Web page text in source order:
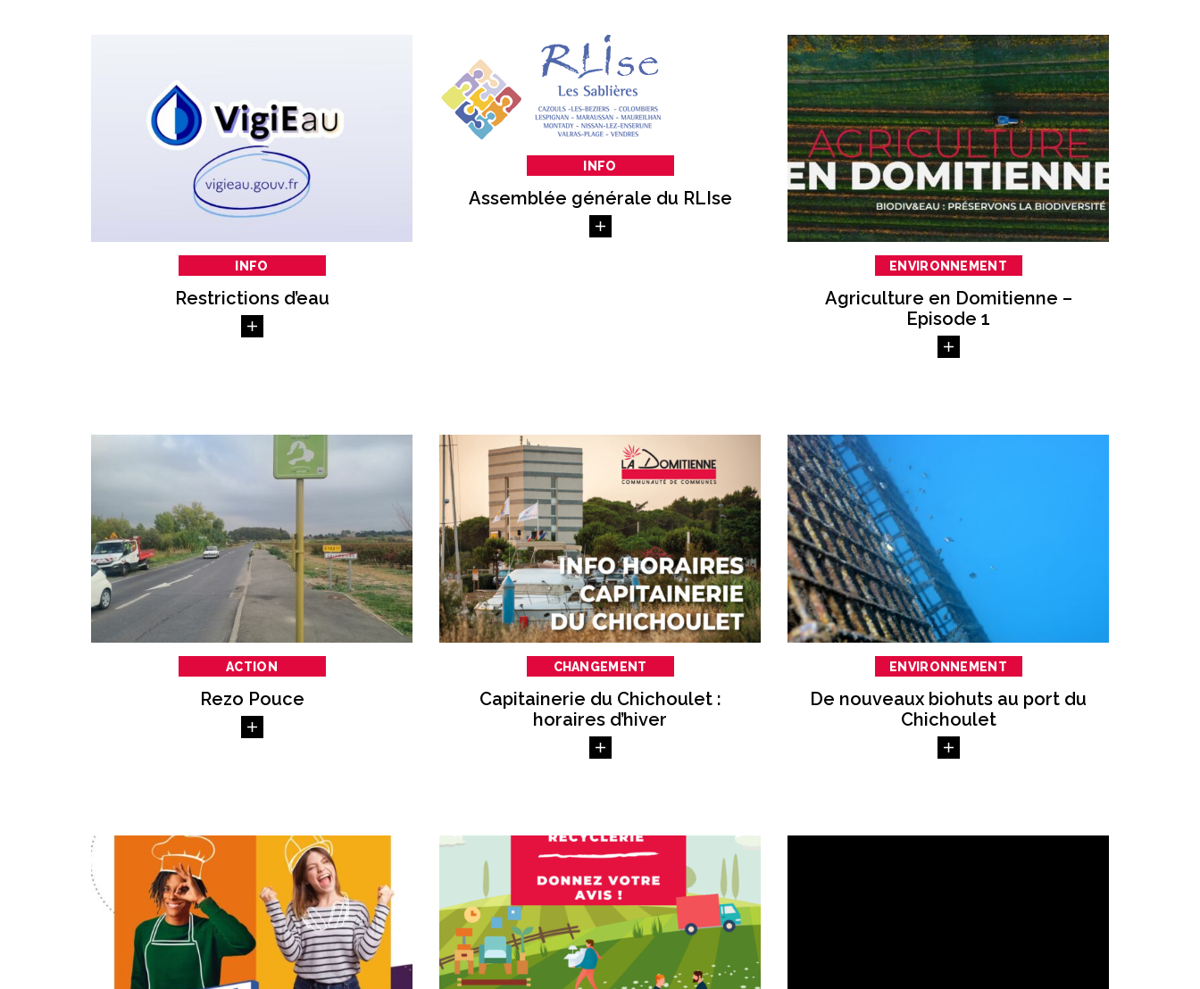
INFO
Restrictions d’eau
INFO
Assemblée générale du RLIse
ENVIRONNEMENT
Agriculture en Domitienne –
Episode 1
ACTION
Rezo Pouce
CHANGEMENT
Capitainerie du Chichoulet :
horaires d’hiver
ENVIRONNEMENT
De nouveaux biohuts au port du
Chichoulet